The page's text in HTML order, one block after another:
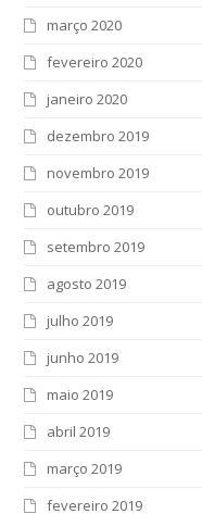
março 2020
fevereiro 2020
janeiro 2020
dezembro 2019
novembro 2019
outubro 2019
setembro 2019
agosto 2019
julho 2019
junho 2019
maio 2019
abril 2019
março 2019
fevereiro 2019